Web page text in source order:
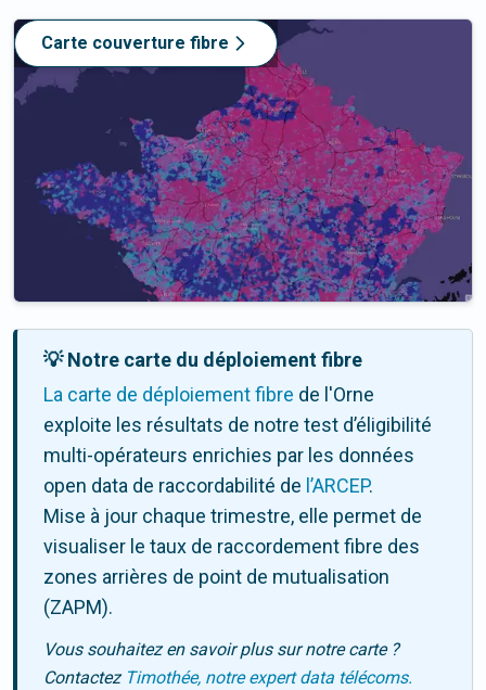
Carte couverture fibre
💡 Notre carte du déploiement fibre
La carte de déploiement fibre de l'Orne
exploite les résultats de notre test d’éligibilité
multi-opérateurs enrichies par les données
open data de raccordabilité de l’ARCEP.
Mise à jour chaque trimestre, elle permet de
visualiser le taux de raccordement fibre des
zones arrières de point de mutualisation
(ZAPM).
Vous souhaitez en savoir plus sur notre carte ?
Contactez Timothée, notre expert data télécoms.